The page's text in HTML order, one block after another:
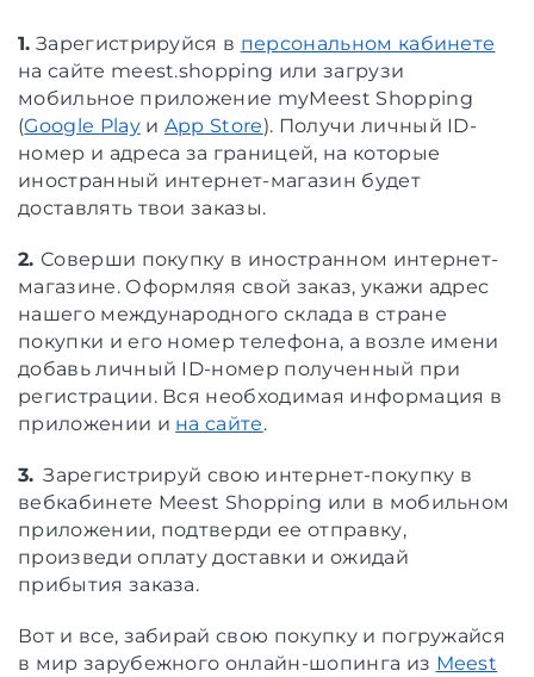
1. Зарегистрируйся в персональном кабинете
на сайте meest.shopping или загрузи
мобильное приложение myMeest Shopping
(Google Playи App Store). Получи личный ID-
номер и адреса за границей, на которые
иностранный интернет-магазин будет
доставлять твои заказы.
2. Соверши покупку в иностранном интернет-
магазине. Оформляя свой заказ, укажи адрес
нашего международного склада в стране
покупки и его номер телефона, а возле имени
добавь личный ID-номер полученный при
регистрации. Вся необходимая информация в
приложении и на сайте.
3. Зарегистрируй свою интернет-покупку в
вебкабинете Meest Shopping или в мобильном
приложении, подтверди ее отправку,
произведи оплату доставки и ожидай
прибытия заказа.
Вот и все, забирай свою покупку и погружайся
в мир зарубежного онлайн-шопинга из Meest